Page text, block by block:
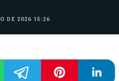
DE 2026 15:26